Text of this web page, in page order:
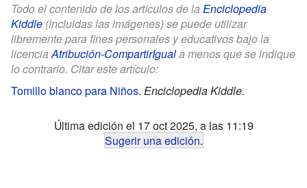
Todo el contenido de los artículos de la Enciclopedia
Kiddle (incluidas las imágenes) se puede utilizar
libremente para fines personales y educativos bajo la
licenciaAtribución-CompartirIguala menos que se indique
lo contrario. Citar este artículo:
Tomillo blanco para Niños. Enciclopedia Kiddle.
Última edición el 17 oct 2025, a las 11:19
Sugerir una edición.